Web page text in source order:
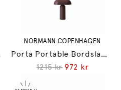
NORMANN COPENHAGEN
Porta Portable Bordslampa Brown
1215 kr 972 kr